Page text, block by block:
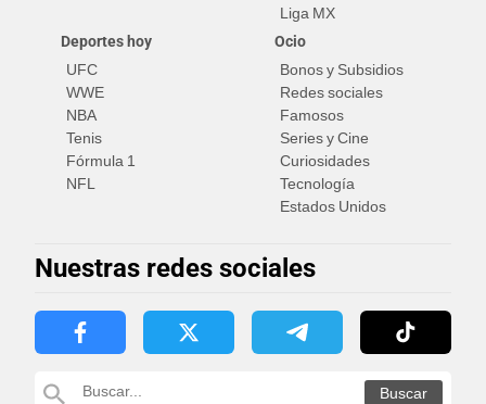
Liga MX
Deportes hoy
UFC
WWE
NBA
Tenis
Fórmula 1
NFL
Ocio
Bonos y Subsidios
Redes sociales
Famosos
Series y Cine
Curiosidades
Tecnología
Estados Unidos
Nuestras redes sociales